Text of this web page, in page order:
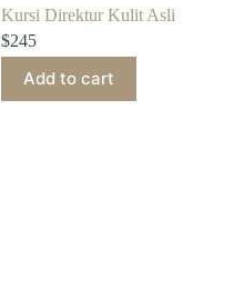
Kursi Direktur Kulit Asli
$245
Add to cart